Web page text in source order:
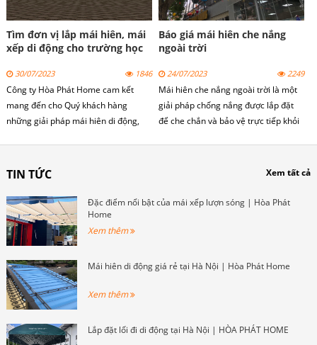
Tìm đơn vị lắp mái hiên, mái
xếp di động cho trường học
30/07/2023 1846
Công ty Hòa Phát Home cam kết
mang đến cho Quý khách hàng
những giải pháp mái hiên di động,
đủ các yêu cầu về thiết kế và lựa
chúng tôi sẽ tư vấn và hỗ trợ Quý
khách hàng trong quá trình chọn
mẫu và thiết kế mái che trường học
phù hợp.
Báo giá mái hiên che nắng
ngoài trời
24/07/2023 2249
Mái hiên che nắng ngoài trời là một
giải pháp chống nắng được lắp đặt
để che chắn và bảo vệ trực tiếp khỏi
trời có thể có nhiều kiểu dáng và vật
cầu và phong cách của không gian.
TIN TỨC Xem tất cả
Đặc điểm nổi bật của mái xếp lượn sóng | Hòa Phát
Home
Xem thêm
Mái hiên di động giá rẻ tại Hà Nội | Hòa Phát Home
Xem thêm
Lắp đặt lối đi di động tại Hà Nội | HÒA PHÁT HOME